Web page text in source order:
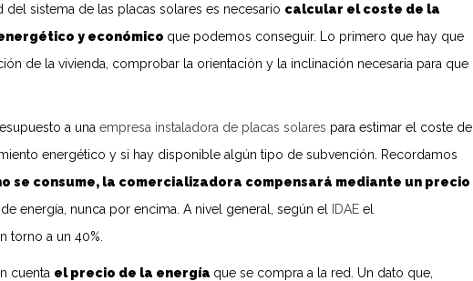
del sistema de las placas solares es necesario calcular el coste de la
y económico que podemos conseguir. Lo primero que hay que
de la vivienda, comprobar la orientación y la inclinación necesaria para que
a una empresa instaladora de placas solares para estimar el coste de
energético y si hay disponible algún tipo de subvención. Recordamos
se consume, la comercializadora compensará mediante un precio
energía, nunca por encima. A nivel general, según el IDAE el
torno a un 40%.
cuenta el precio de la energía que se compra a la red. Un dato que,